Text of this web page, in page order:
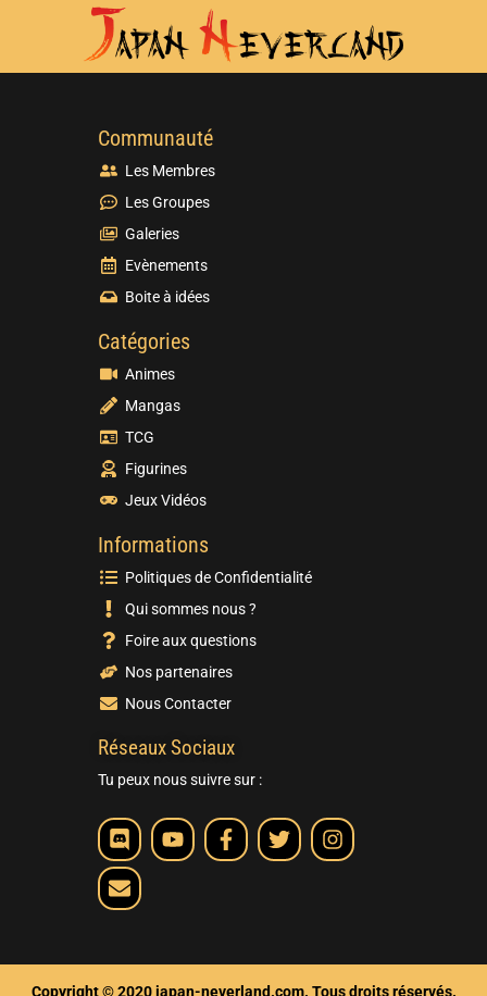
Communauté
Les Membres
Les Groupes
Galeries
Evènements
Boite à idées
Catégories
Animes
Mangas
TCG
Figurines
Jeux Vidéos
Informations
Politiques de Confidentialité
Qui sommes nous ?
Foire aux questions
Nos partenaires
Nous Contacter
Réseaux Sociaux
Tu peux nous suivre sur :
Copyright © 2020 japan-neverland.com. Tous droits réservés.